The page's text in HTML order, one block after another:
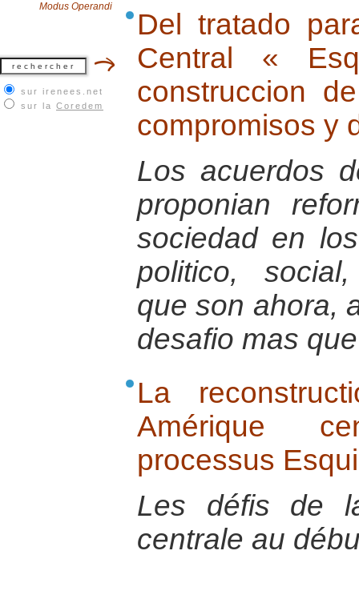
Modus Operandi
sur irenees.net
sur la Coredem
Del tratado
Central «
construccion
compromisos y
Los acuerdos
proponian
sociedad en
politico,
que son ahora,
desafio mas
La
Amérique
processus
Les défis de
centrale au